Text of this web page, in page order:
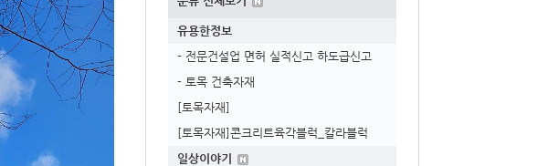
유용한정보
- 전문건설업 면허 실적신고 하도급신고
- 토목 건축자재
[토목자재]
[토목자재]콘크리트육각블럭_칼라블럭
일상이야기